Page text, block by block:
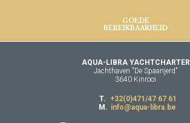
GOEDE
BEREIKBAARHEID
AQUA-LIBRA YACHTCHARTER
Jachthaven "De Spaanjerd"
3640 Kinrooi
T.
+32(0)471/47 67 61
M. info@aqua-libra.be